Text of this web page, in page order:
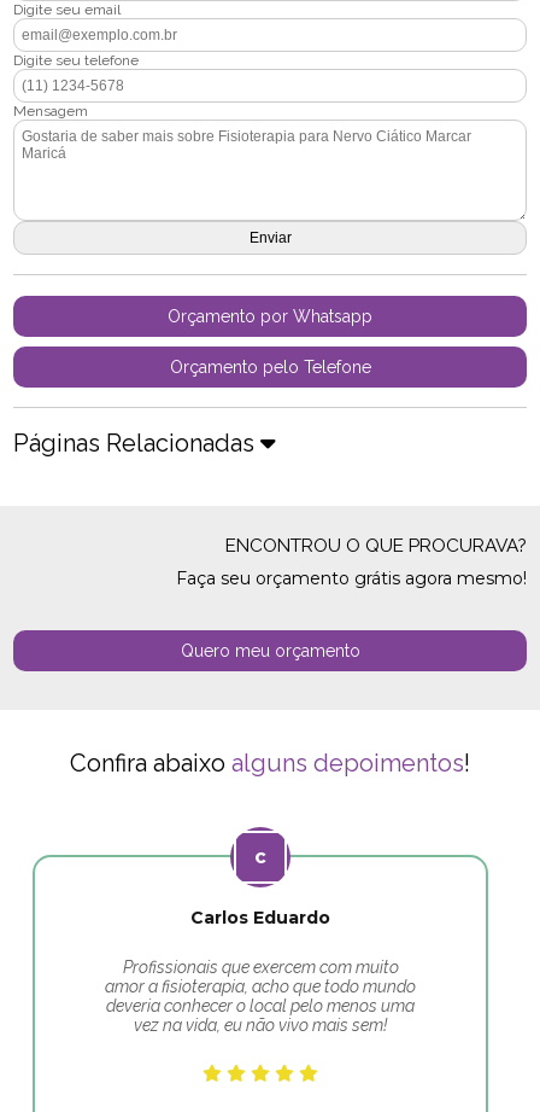
Digite seu email
Digite seu telefone
Mensagem
Orçamento por Whatsapp
Orçamento pelo Telefone
Páginas Relacionadas
ENCONTROU O QUE PROCURAVA?
Faça seu orçamento grátis agora mesmo!
Quero meu orçamento
Confira abaixo alguns depoimentos!
Carlos Eduardo
Profissionais que exercem com muito
amor a fisioterapia, acho que todo mundo
deveria conhecer o local pelo menos uma
vez na vida, eu não vivo mais sem!